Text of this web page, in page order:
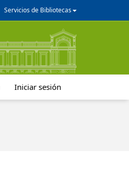
Servicios de Bibliotecas
Iniciar sesión